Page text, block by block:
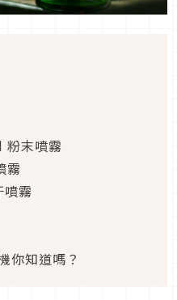
末噴霧
霧
霧
你知道嗎？